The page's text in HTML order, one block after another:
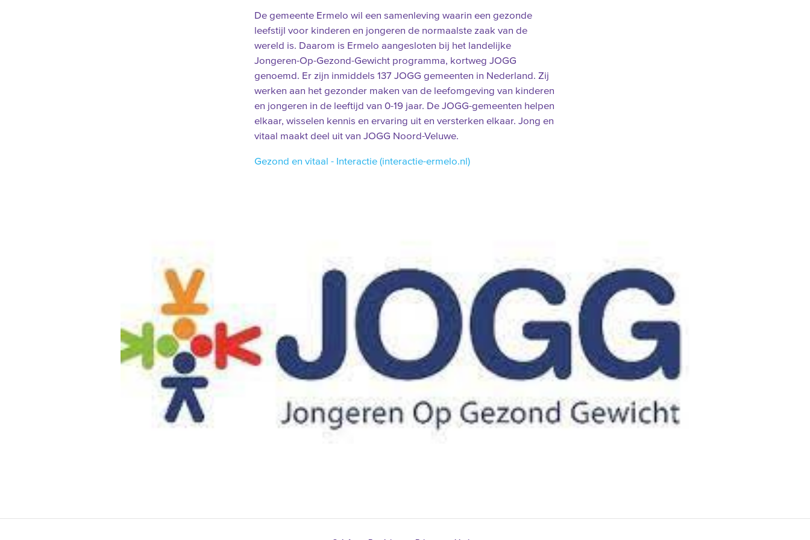
De gemeente Ermelo wil een samenleving waarin een gezonde
leefstijl voor kinderen en jongeren de normaalste zaak van de
wereld is. Daarom is Ermelo aangesloten bij het landelijke
Jongeren-Op-Gezond-Gewicht programma, kortweg JOGG
genoemd. Er zijn inmiddels 137 JOGG gemeenten in Nederland. Zij
werken aan het gezonder maken van de leefomgeving van kinderen
en jongeren in de leeftijd van 0-19 jaar. De JOGG-gemeenten helpen
elkaar, wisselen kennis en ervaring uit en versterken elkaar. Jong en
vitaal maakt deel uit van JOGG Noord-Veluwe.
Gezond en vitaal - Interactie (interactie-ermelo.nl)